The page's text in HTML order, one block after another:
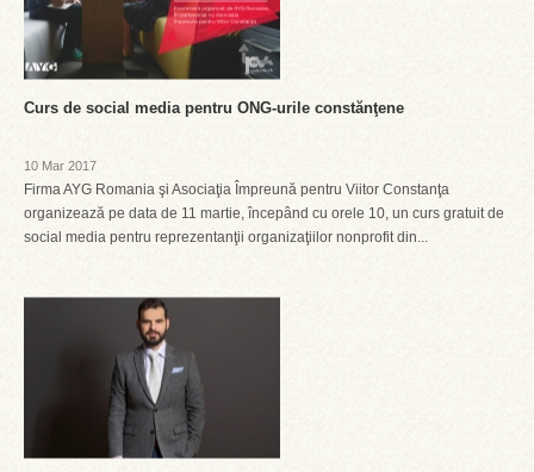
Curs de social media pentru ONG-urile constănţene
10 Mar 2017
Firma AYG Romania şi Asociaţia Împreună pentru Viitor Constanţa
organizează pe data de 11 martie, începând cu orele 10, un curs gratuit de
social media pentru reprezentanţii organizaţiilor nonprofit din...